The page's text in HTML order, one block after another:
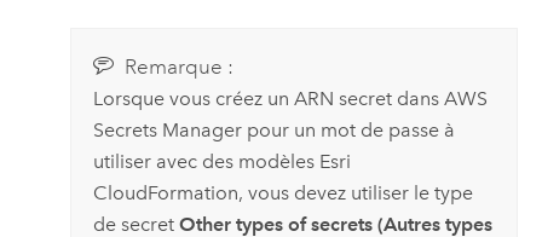
Remarque :
Lorsque vous créez un ARN secret dans AWS
Secrets Managerpour un mot de passe à
utiliser avec des modèles Esri
CloudFormation, vous devez utiliser le type
de secret Other types of secrets (Autres types